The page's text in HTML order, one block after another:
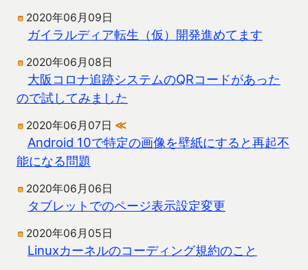
2020年06月09日
ガイラルディア転生（仮）開発進めてます
2020年06月08日
大阪コロナ追跡システムのQRコードがあった
ので試してみました
2020年06月07日 ≪
Android 10で特定の画像を壁紙にすると再起不
能になる問題
2020年06月06日
タブレットでのページ表示設定変更
2020年06月05日
Linuxカーネルのコーディング規約のこと